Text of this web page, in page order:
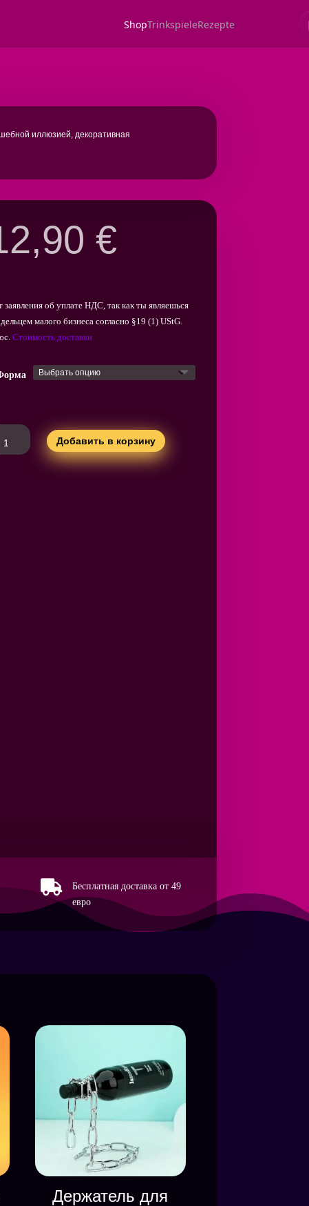
иллюзией, декоративная
€
заявления об уплате НДС, так как ты являешься
малого бизнеса согласно §19 (1) UStG.
Стоимость доставки
Добавить в корзину

Бесплатная доставка от 49
евро
Держатель для